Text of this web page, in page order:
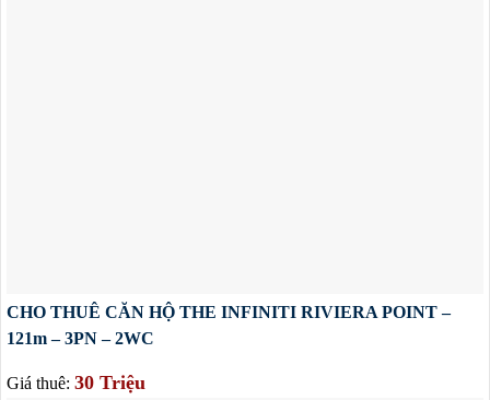
CHO THUÊ CĂN HỘ THE INFINITI RIVIERA POINT –
121m – 3PN – 2WC
Giá thuê: 30 Triệu